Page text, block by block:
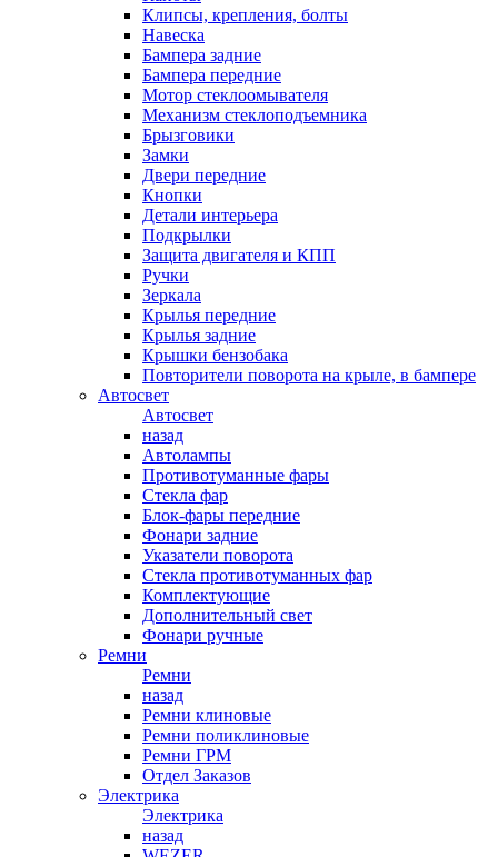
Клипсы, крепления, болты
Навеска
Бампера задние
Бампера передние
Мотор стеклоомывателя
Механизм стеклоподъемника
Брызговики
Замки
Двери передние
Кнопки
Детали интерьера
Подкрылки
Защита двигателя и КПП
Ручки
Зеркала
Крылья передние
Крылья задние
Крышки бензобака
Повторители поворота на крыле, в бампере
Автосвет
Автосвет
назад
Автолампы
Противотуманные фары
Стекла фар
Блок-фары передние
Фонари задние
Указатели поворота
Стекла противотуманных фар
Комплектующие
Дополнительный свет
Фонари ручные
Ремни
Ремни
назад
Ремни клиновые
Ремни поликлиновые
Ремни ГРМ
Отдел Заказов
Электрика
Электрика
назад